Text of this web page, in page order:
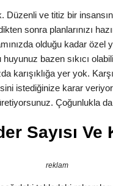
ve titiz bir
sonra planlarınızı
olduğu kadar özel
bazen sıkıcı
karışıklığa yer yok.
istediğinize karar
Çoğunlukla
Sayısı
reklam